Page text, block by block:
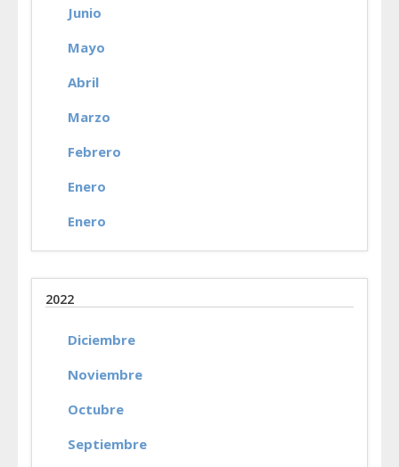
Junio
Mayo
Abril
Marzo
Febrero
Enero
Enero
2022
Diciembre
Noviembre
Octubre
Septiembre